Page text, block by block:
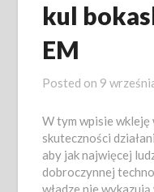
kul
EM
Posted on 9
W tym wpisie
skuteczności
aby jak najwięcej
dobroczynnej
władze nie